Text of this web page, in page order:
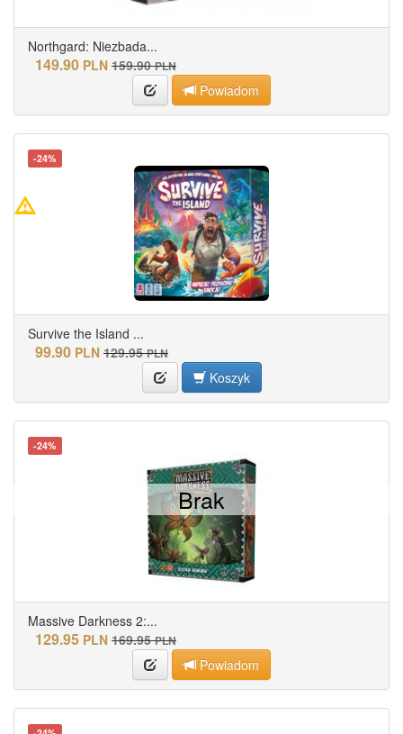
Northgard: Niezbada...
149.90 PLN 159.90 PLN
Powiadom
-24%
Survive the Island ...
99.90 PLN 129.95 PLN
Koszyk
-24%
Massive Darkness 2:...
129.95 PLN 169.95 PLN
Powiadom
Brak